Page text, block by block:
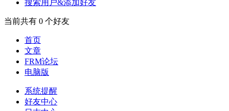
搜索用户&添加好友
当前共有 0 个好友
首页
文章
FRM论坛
电脑版
系统提醒
好友中心